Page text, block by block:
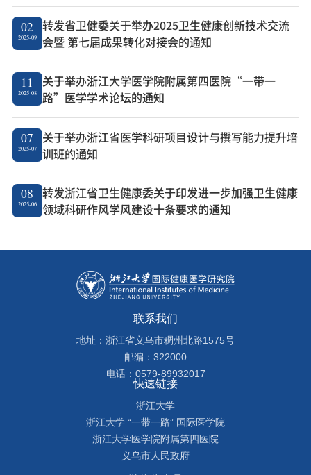
02
2025-09
转发省卫健委关于举办2025卫生健康创新技术交流
会暨 第七届成果转化对接会的通知
11
2025-08
关于举办浙江大学医学院附属第四医院“一带一
路”医学学术论坛的通知
07
2025-07
关于举办浙江省医学科研项目设计与撰写能力提升培
训班的通知
08
2025-06
转发浙江省卫生健康委关于印发进一步加强卫生健康
领域科研作风学风建设十条要求的通知
联系我们
地址：浙江省义乌市稠州北路1575号
邮编：322000
电话：0579-89932017
快速链接
浙江大学
浙江大学 “一带一路” 国际医学院
浙江大学医学院附属第四医院
义乌市人民政府